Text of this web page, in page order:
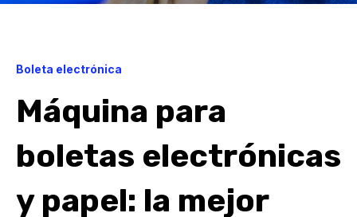
Boleta electrónica
Máquina para
boletas electrónicas
y papel: la mejor